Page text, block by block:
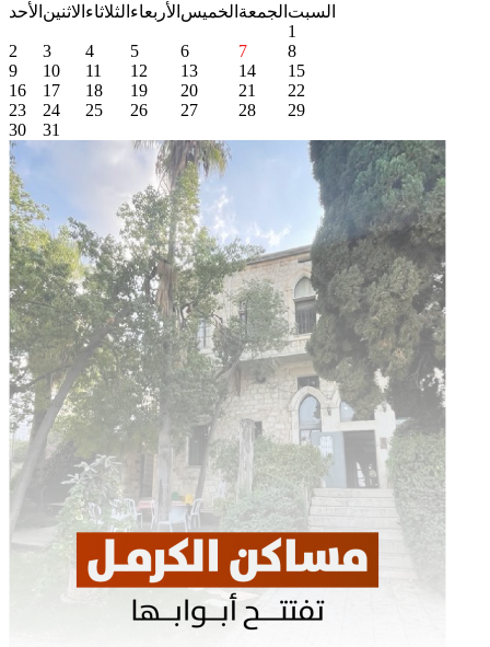
الأحد الاثنين الثلاثاء الأربعاء الخميس الجمعة السبت
1
2
3 4 5 6 7
8
9
10 11 12 13 14
15
16
17 18 19 20 21
22
23
24 25 26 27 28
29
30
31